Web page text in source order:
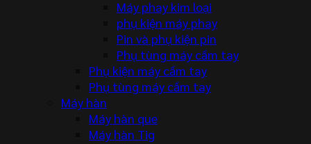
Máy phay kim loại
phụ kiện máy phay
Pin và phụ kiện pin
Phụ tùng máy cầm tay
Phụ kiện máy cầm tay
Phụ tùng máy cầm tay
Máy hàn
Máy hàn que
Máy hàn Tig